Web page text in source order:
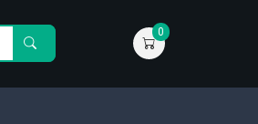
0